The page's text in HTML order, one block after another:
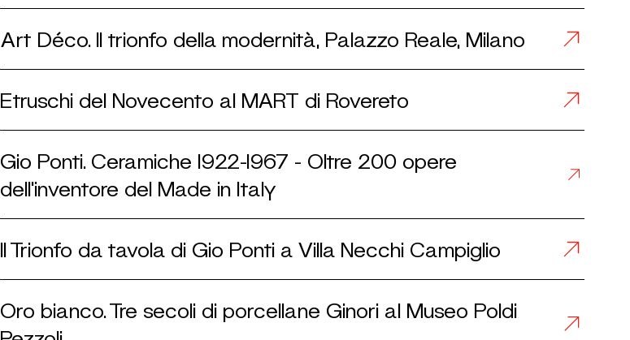
Art Déco. Il trionfo della modernità, Palazzo Reale, Milano
Etruschi del Novecento al MART di Rovereto
Gio Ponti. Ceramiche 1922-1967 - Oltre 200 opere
dell’inventore del Made in Italy
Il Trionfo da tavola di Gio Ponti a Villa Necchi Campiglio
Oro bianco. Tre secoli di porcellane Ginori al Museo Poldi